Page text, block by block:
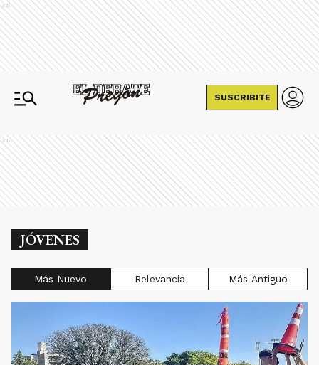
Ads
SUSCRIBITE
Ads
JÓVENES
Más Nuevo Relevancia Más Antiguo